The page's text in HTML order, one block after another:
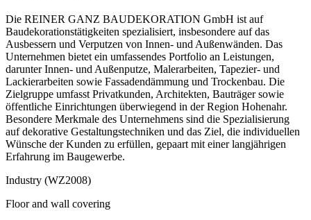
Die REINER GANZ BAUDEKORATION GmbH ist auf
Baudekorationstätigkeiten spezialisiert, insbesondere auf das
Ausbessern und Verputzen von Innen- und Außenwänden. Das
Unternehmen bietet ein umfassendes Portfolio an Leistungen,
darunter Innen- und Außenputze, Malerarbeiten, Tapezier- und
Lackierarbeiten sowie Fassadendämmung und Trockenbau. Die
Zielgruppe umfasst Privatkunden, Architekten, Bauträger sowie
öffentliche Einrichtungen überwiegend in der Region Hohenahr.
Besondere Merkmale des Unternehmens sind die Spezialisierung
auf dekorative Gestaltungstechniken und das Ziel, die individuellen
Wünsche der Kunden zu erfüllen, gepaart mit einer langjährigen
Erfahrung im Baugewerbe.
Industry (WZ2008)
Floor and wall covering